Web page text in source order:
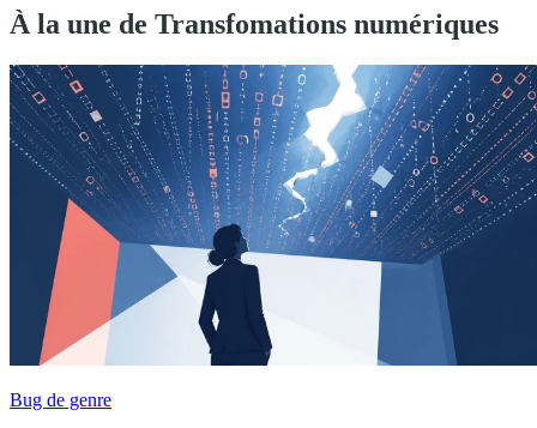
À la une de Transfomations numériques
Bug de genre